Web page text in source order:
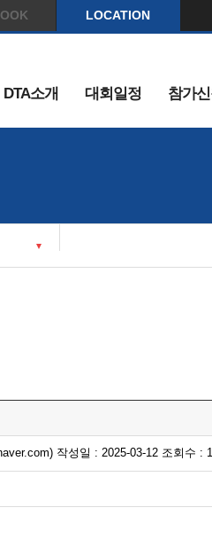
LOCATION
DTA소개 대회일정 참가
작성일 : 2025-03-12 조회수 :